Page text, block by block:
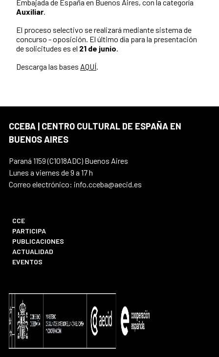
Embajada de España en Buenos Aires, con la categoría
Auxiliar.
El proceso selectivo se realizará mediante sistema de
concurso - oposición. El último día para la presentación
de solicitudes es el 21 de junio.
Descarga las bases AQUÍ.
CCEBA | CENTRO CULTURAL DE ESPAÑA EN
BUENOS AIRES
Paraná 1159 (C1018ADC) Buenos Aires
Lunes a viernes de 9 a 17 h
Correo electrónico: info.cceba@aecid.es
CCE
PARTICIPA
PUBLICACIONES
ACTUALIDAD
EVENTOS